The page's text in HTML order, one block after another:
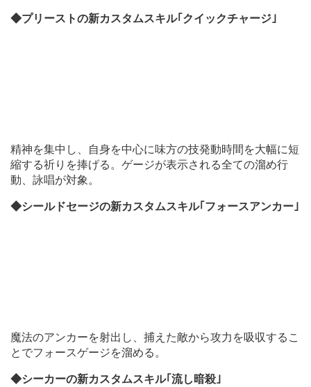
◆プリーストの新カスタムスキル｢クイックチャージ｣
精神を集中し、自身を中心に味方の技発動時間を大幅に短
縮する祈りを捧げる。ゲージが表示される全ての溜め行
動、詠唱が対象。
◆シールドセージの新カスタムスキル｢フォースアンカー｣
魔法のアンカーを射出し、捕えた敵から攻力を吸収するこ
とでフォースゲージを溜める。
◆シーカーの新カスタムスキル｢流し暗殺｣